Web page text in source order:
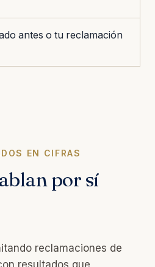
antes o tu reclamación
EN CIFRAS
por sí
reclamaciones de
resultados que